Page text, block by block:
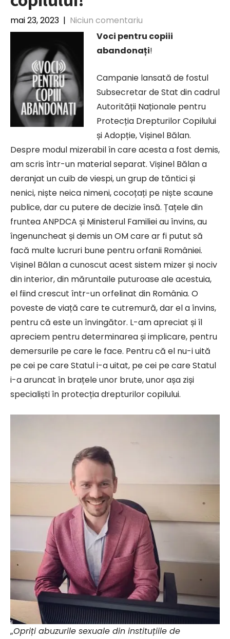
mai 23, 2023 | Niciun comentariu
Voci pentru copiii
abandonați!
Campanie lansată de fostul
Subsecretar de Stat din cadrul
Autorității Naționale pentru
Protecția Drepturilor Copilului
și Adopție, Vișinel Bălan.
Despre modul mizerabil în care acesta a fost demis,
am scris într-un material separat. Vișinel Bălan a
deranjat un cuib de viespi, un grup de tăntici și
nenici, niște neica nimeni, cocoțați pe niște scaune
publice, dar cu putere de decizie însă. Țațele din
fruntea ANPDCA și Ministerul Familiei au învins, au
îngenuncheat și demis un OM care ar fi putut să
facă multe lucruri bune pentru orfanii României.
Vișinel Bălan a cunoscut acest sistem mizer și nociv
din interior, din măruntaile puturoase ale acestuia,
el fiind crescut într-un orfelinat din România. O
poveste de viață care te cutremură, dar el a învins,
pentru că este un învingător. L-am apreciat și îl
apreciem pentru determinarea și implicare, pentru
demersurile pe care le face. Pentru că el nu-i uită
pe cei pe care Statul i-a uitat, pe cei pe care Statul
i-a aruncat în brațele unor brute, unor așa ziși
specialiști în protecția drepturilor copilului.
„Opriți abuzurile sexuale din instituțiile de